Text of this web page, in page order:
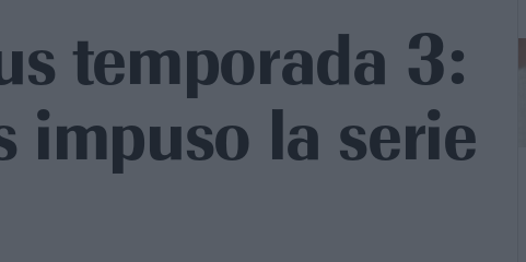
temporada 3:
impuso la serie